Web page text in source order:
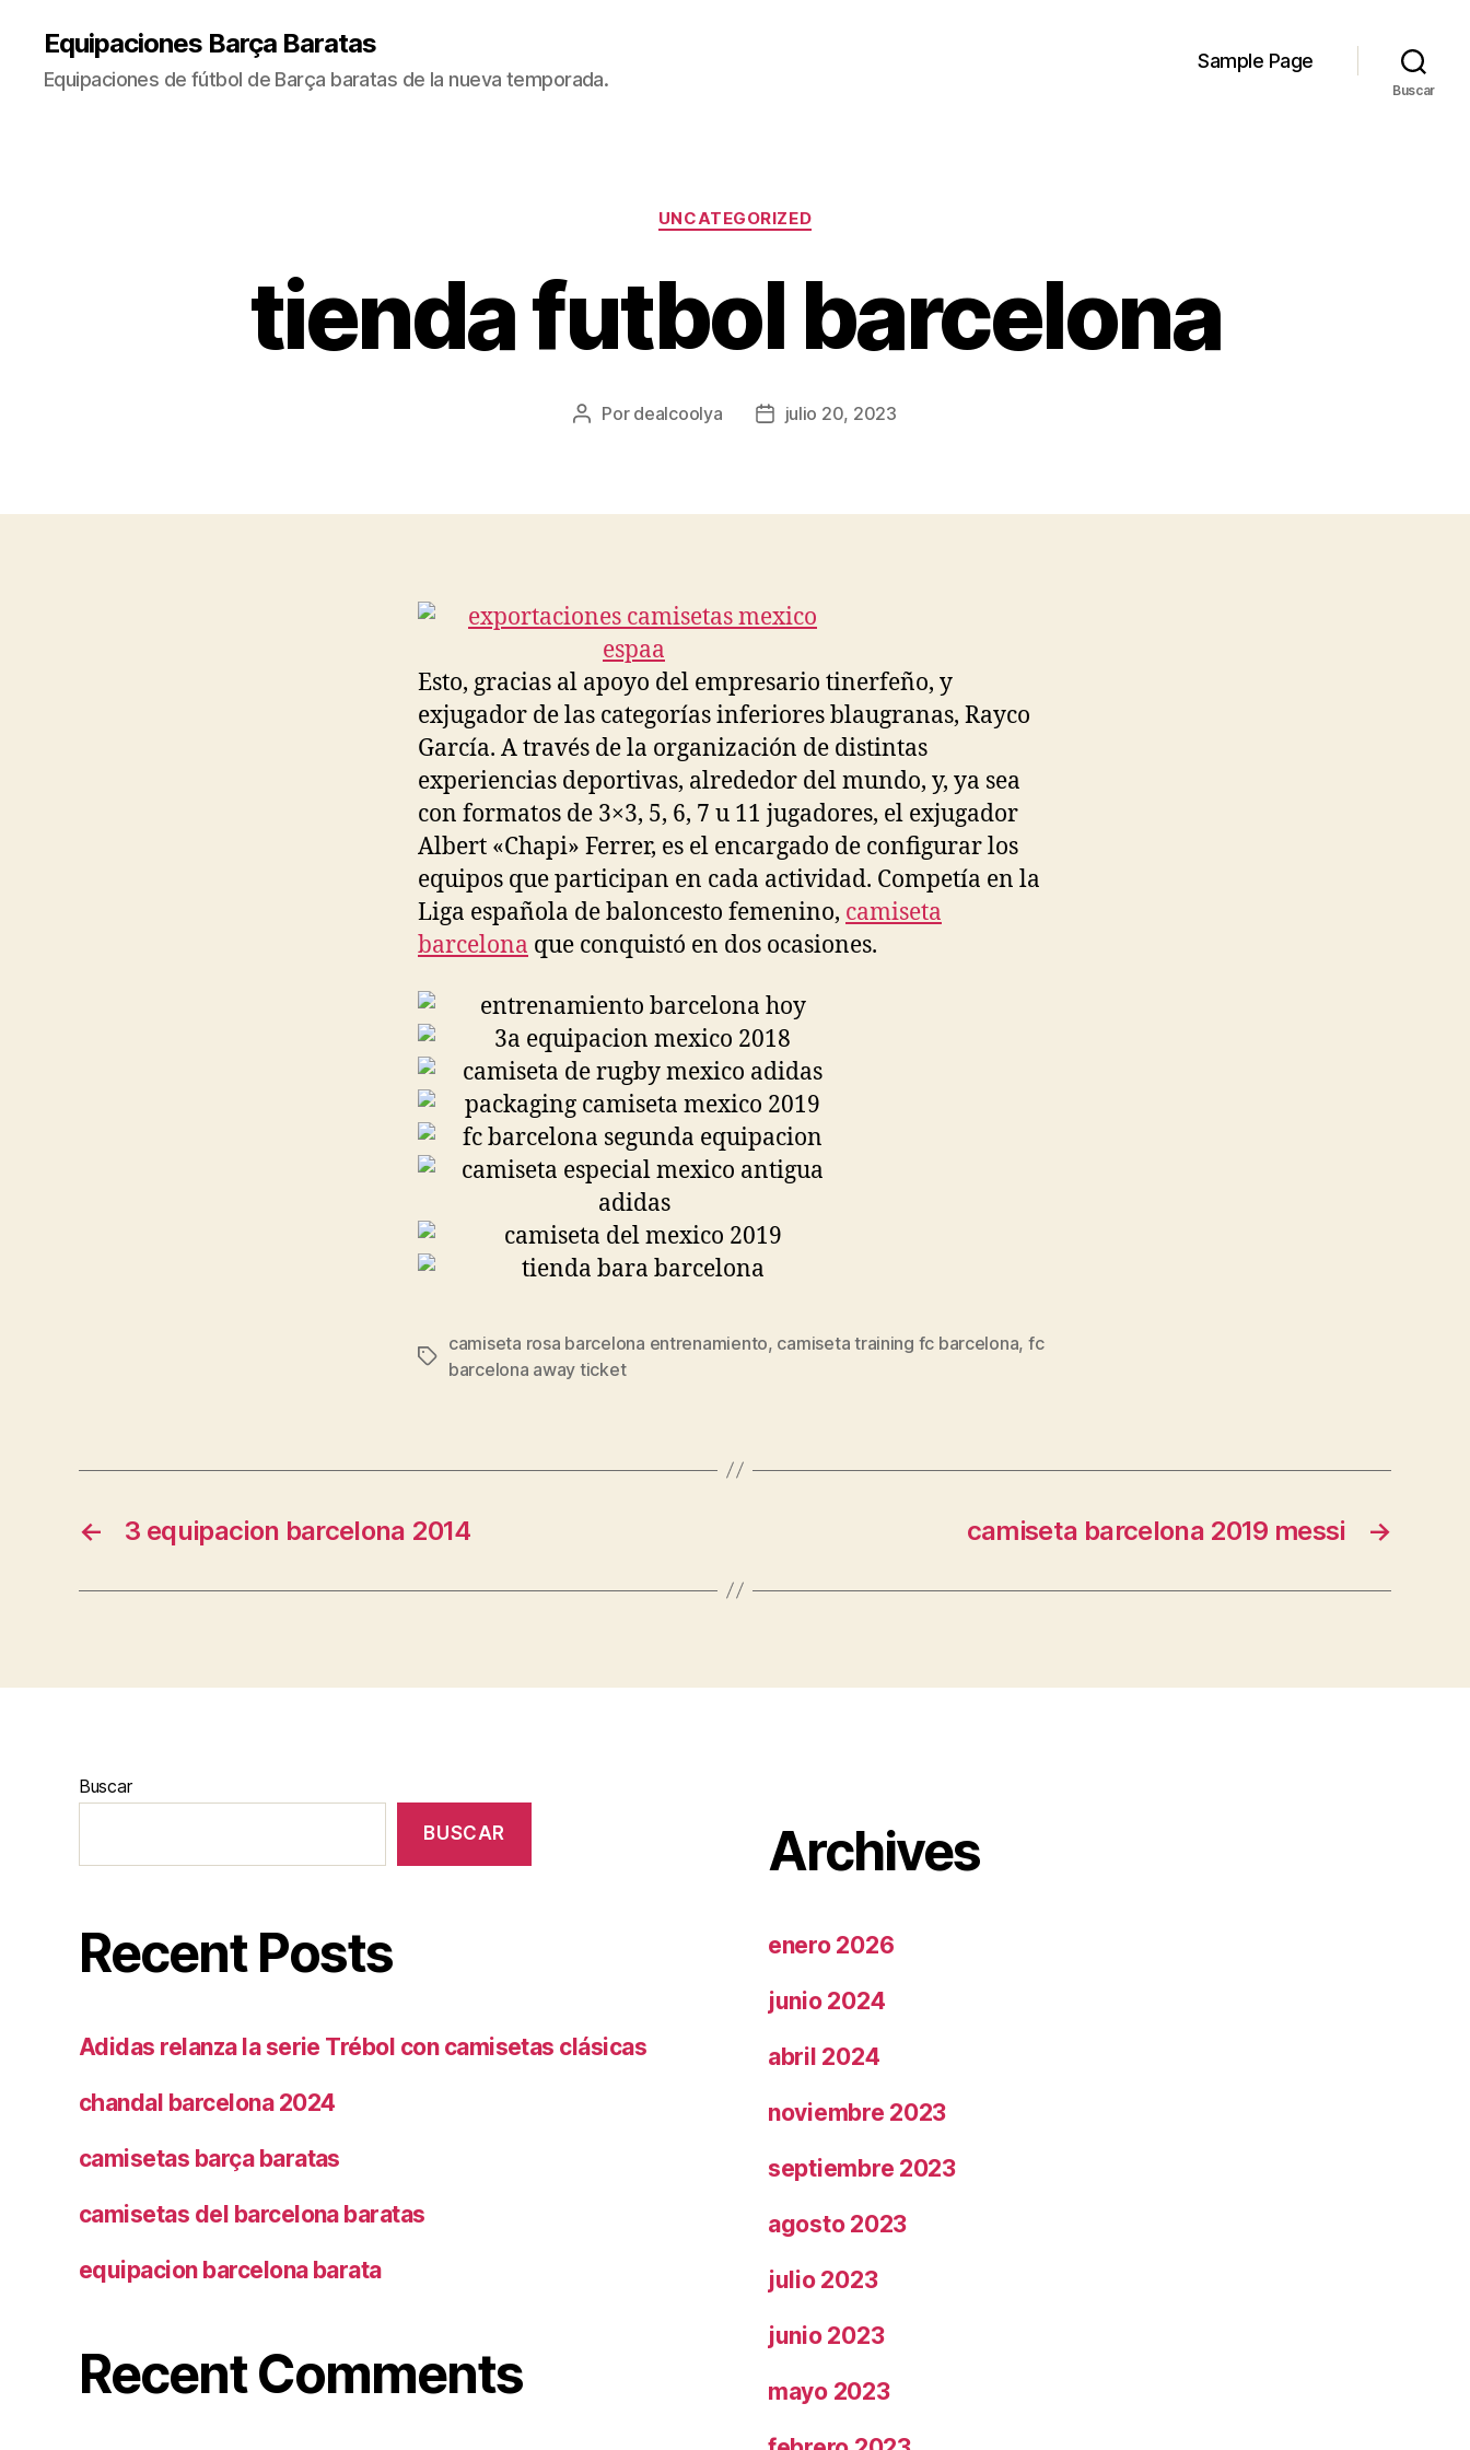
Equipaciones Barça Baratas
Equipaciones de fútbol de Barça baratas de la nueva temporada.
Sample Page
Buscar
Categorías
UNCATEGORIZED
tienda futbol barcelona
Autor
Por dealcoolya
Fechajulio 20, 2023
Esto, gracias al apoyo del empresario tinerfeño, y
exjugador de las categorías inferiores blaugranas, Rayco
García. A través de la organización de distintas
experiencias deportivas, alrededor del mundo, y, ya sea
con formatos de 3×3, 5, 6, 7 u 11 jugadores, el exjugador
Albert «Chapi» Ferrer, es el encargado de configurar los
equipos que participan en cada actividad. Competía en la
Liga española de baloncesto femenino, camiseta
barcelona que conquistó en dos ocasiones.
Etiquetas
camiseta rosa barcelona entrenamiento, camiseta training fc barcelona, fc
barcelona away ticket
← 3 equipacion barcelona 2014 →
camiseta barcelona 2019 messi
Buscar
BUSCAR
Recent Posts
Adidas relanza la serie Trébol con camisetas clásicas
chandal barcelona 2024
camisetas barça baratas
camisetas del barcelona baratas
equipacion barcelona barata
Recent Comments
Archives
enero 2026
junio 2024
abril 2024
noviembre 2023
septiembre 2023
agosto 2023
julio 2023
junio 2023
mayo 2023